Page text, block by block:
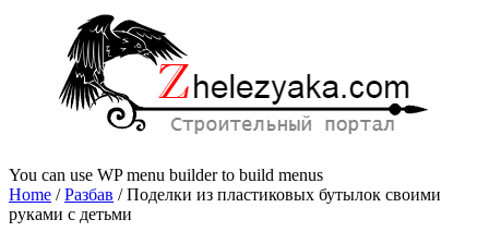
You can use WP menu builder to build menus
Home /Разбав /Поделки из пластиковых бутылок своими
руками с детьми